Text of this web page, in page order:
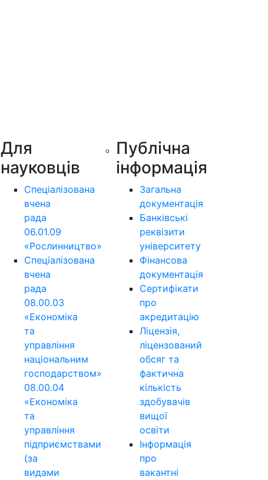
Для
науковців
Спеціалізована
вчена
рада
06.01.09
«Рослинництво»
Спеціалізована
вчена
рада
08.00.03
«Економіка
та
управління
національним
господарством»
08.00.04
«Економіка
та
управління
підприємствами
(за
видами
Публічна
інформація
Загальна
документація
Банківські
реквізити
університету
Фінансова
документація
Сертифікати
про
акредитацію
Ліцензія,
ліцензований
обсяг та
фактична
кількість
здобувачів
вищої
освіти
Інформація
про
вакантні